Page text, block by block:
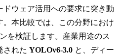
ウェア活用への要求に突き動
本比較では、この分野におけ
を検証します。産業用途のス
された YOLOv6-3.0 と、ディー